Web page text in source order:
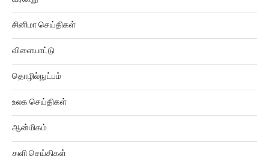
சினிமா செய்திகள்
விளையாட்டு
தொழில்நுட்பம்
உலக செய்திகள்
ஆன்மிகம்
துளி செய்திகள்